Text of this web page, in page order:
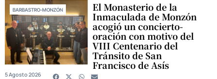
BARBASTRO-MONZÓN El Monasterio de la
Inmaculada de Monzón
acogió un concierto-
oración con motivo del
VIII Centenario del
Tránsito de San
Francisco de Asís
5 Agosto 2026